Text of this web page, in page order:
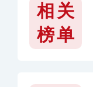
相关
榜单